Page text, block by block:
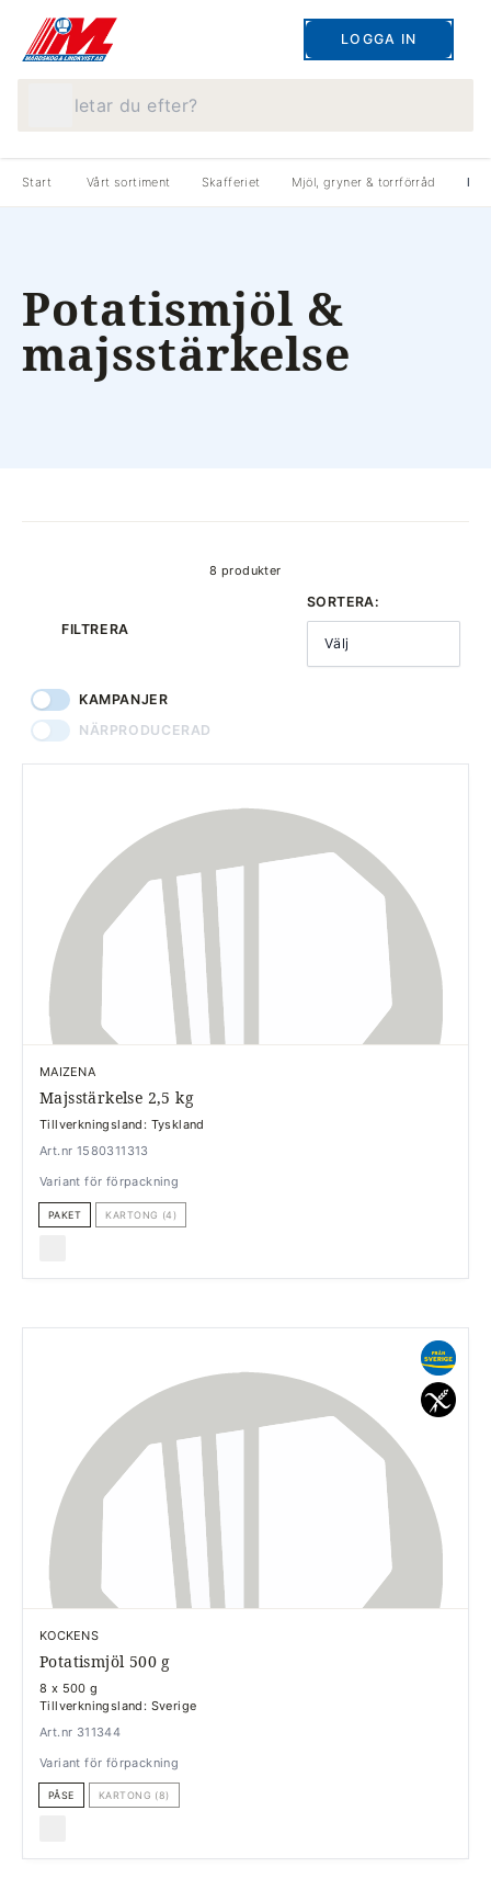
LOGGA IN
Start Vårt sortiment Skafferiet Mjöl, gryner & torrförråd
Potatismjöl &
majsstärkelse
8 produkter
FILTRERA
SORTERA:
Välj
KAMPANJER
NÄRPRODUCERAD
MAIZENA
Majsstärkelse 2,5 kg
Tillverkningsland: Tyskland
Art.nr 1580311313
Variant för förpackning
PAKET KARTONG (4)
KOCKENS
Potatismjöl 500 g
8 x 500 g
Tillverkningsland: Sverige
Art.nr 311344
Variant för förpackning
PÅSE KARTONG (8)